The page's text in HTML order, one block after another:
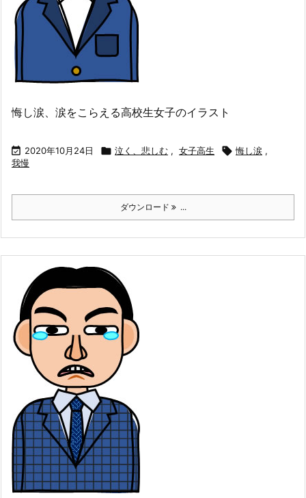
悔し涙、涙をこらえる高校生女子のイラスト
 2020年10月24日  泣く、悲しむ , 女子高生  悔し涙 ,
我慢
ダウンロード ...